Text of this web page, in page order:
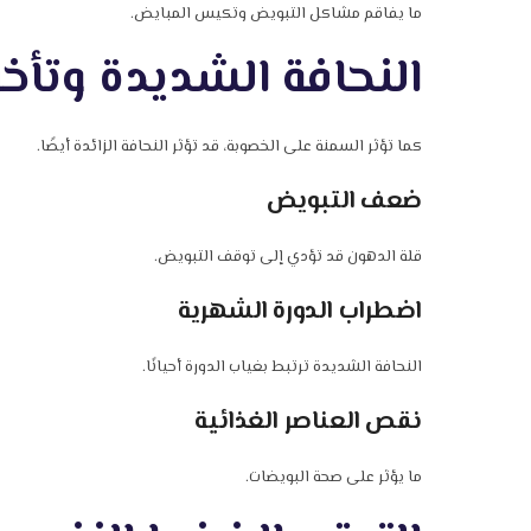
ما يفاقم مشاكل التبويض وتكيس المبايض.
النحافة الشديدة
كما تؤثر السمنة على الخصوبة، قد تؤثر النحافة الزائدة أيضًا.
ضعف التبويض
قلة الدهون قد تؤدي إلى توقف التبويض.
اضطراب الدورة الشهرية
النحافة الشديدة ترتبط بغياب الدورة أحيانًا.
نقص العناصر الغذائية
ما يؤثر على صحة البويضات.